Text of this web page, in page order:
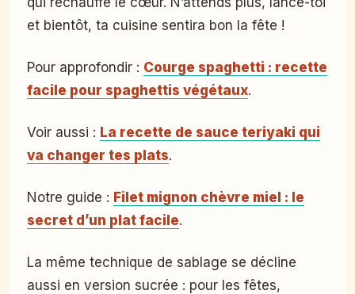
et bientôt, ta cuisine sentira bon la fête !
Pour approfondir : Courge spaghetti : recette
facile pour spaghettis végétaux.
Voir aussi : La recette de sauce teriyaki qui
va changer tes plats.
Notre guide : Filet mignon chèvre miel : le
secret d’un plat facile.
La même technique de sablage se décline
aussi en version sucrée : pour les fêtes,